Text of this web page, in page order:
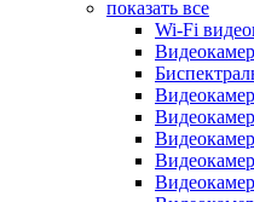
показать все
Wi-Fi